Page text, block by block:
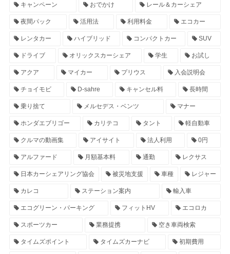
キャンペーン おでかけ レール＆カーシェア
夜間パック 活用法 利用料金 エコカー
レンタカー ハイブリッド コンパクトカー SUV
ドライブ オリックスカーシェア 学生 お試し
アクア マイカー プリウス 入会説明会
チョイモビ D-sahre キャンセル料 長時間
乗り捨て メルセデス・ベンツ マナー
ホンダエブリゴー カリテコ タント 軽自動車
クルマの動画集 アイサイト 法人利用 0円
アルファード 月額基本料 通勤 レクサス
日本カーシェアリング協会 被災地支援 車種 レジャー
カレコ ステーション案内 輸入車
エコグリーン・パーキング フィットHV エコロカ
スポーツカー 業務提携 空き車両検索
タイムズポイント タイムズカーナビ 初期費用